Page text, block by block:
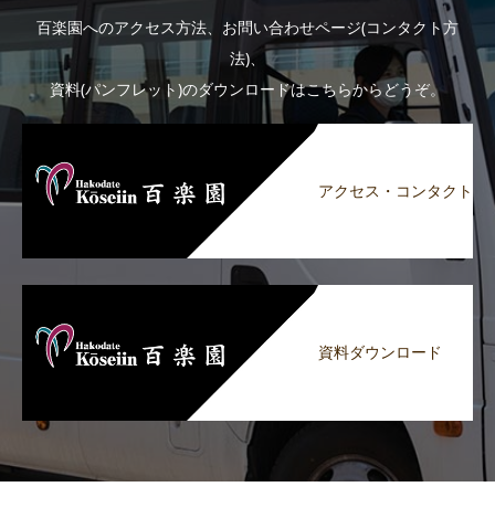
百楽園へのアクセス方法、お問い合わせページ(コンタクト方
法)、
資料(パンフレット)のダウンロードはこちらからどうぞ。
アクセス・コンタクト
資料ダウンロード